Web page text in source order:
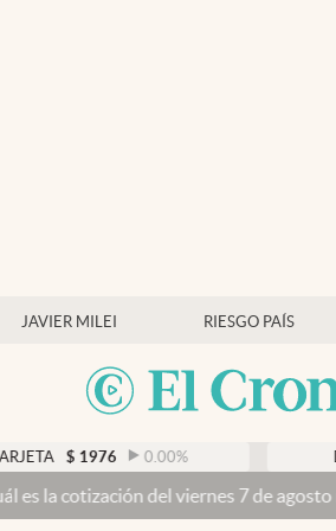
JAVIER MILEI RIESGO PAÍS
0.00 %
viernes 7 de agosto minuto a minuto